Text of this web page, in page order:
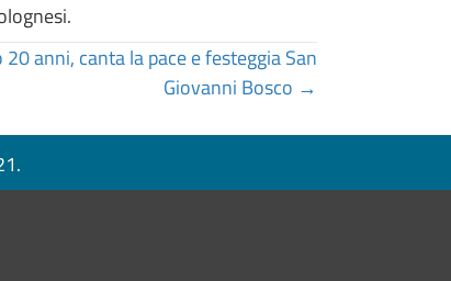
anni, canta la pace e festeggia San
Giovanni Bosco →